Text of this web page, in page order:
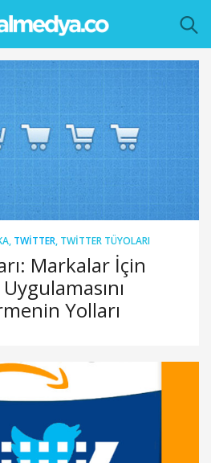
, TWITTER, TWITTER TÜYOLARI
Markalar İçin
Yolları